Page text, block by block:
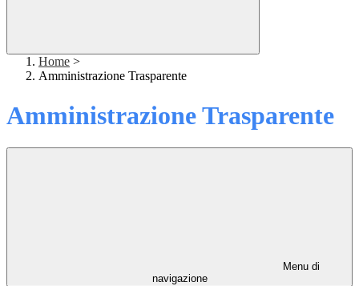
Home >
Amministrazione Trasparente
Amministrazione Trasparente
Menu di
navigazione